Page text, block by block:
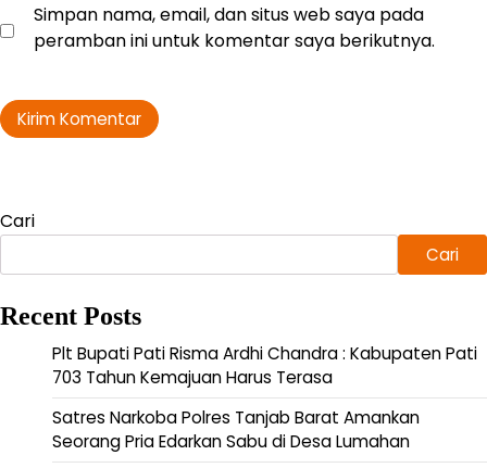
Simpan nama, email, dan situs web saya pada
peramban ini untuk komentar saya berikutnya.
Cari
Cari
Recent Posts
Plt Bupati Pati Risma Ardhi Chandra : Kabupaten Pati
703 Tahun Kemajuan Harus Terasa
Satres Narkoba Polres Tanjab Barat Amankan
Seorang Pria Edarkan Sabu di Desa Lumahan